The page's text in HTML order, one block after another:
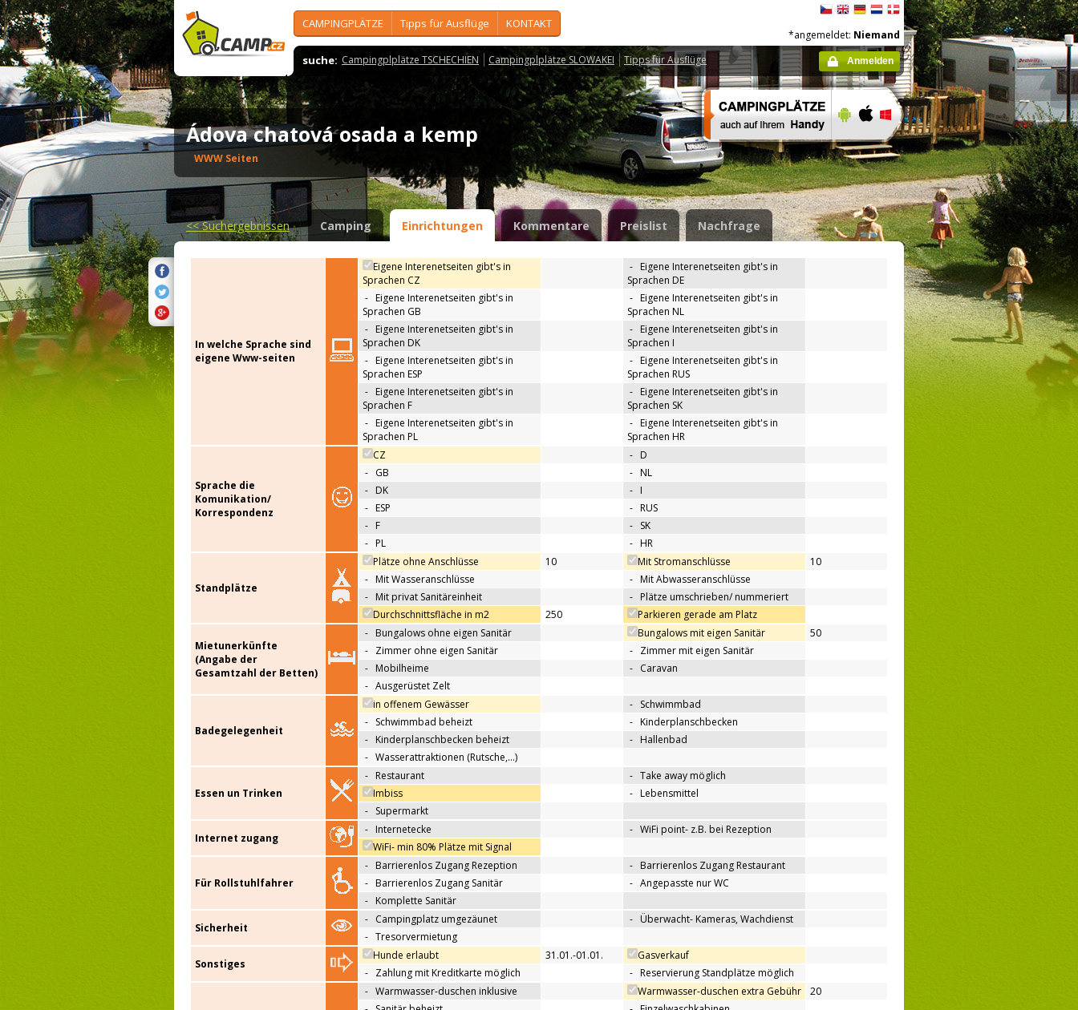
CAMPINGPLÄTZE Tipps für Ausflüge KONTAKT
suche: Campingplplätze TSCHECHIEN Campingplplätze SLOWAKEI Tipps für Ausflüge
*angemeldet: Niemand
Anmelden
Ádova chatová osada a kemp
WWW Seiten
<<Suchergebnissen Camping Einrichtungen Kommentare Preislist Nachfrage
In welche Sprache sind
eigene Www-seiten
Eigene Interenetseiten gibt's in
Sprachen CZ
- Eigene Interenetseiten gibt's in
Sprachen DE
- Eigene Interenetseiten gibt's in
Sprachen GB
- Eigene Interenetseiten gibt's in
Sprachen NL
- Eigene Interenetseiten gibt's in
Sprachen DK
- Eigene Interenetseiten gibt's in
Sprachen I
- Eigene Interenetseiten gibt's in
Sprachen ESP
- Eigene Interenetseiten gibt's in
Sprachen RUS
- Eigene Interenetseiten gibt's in
Sprachen F
- Eigene Interenetseiten gibt's in
Sprachen SK
- Eigene Interenetseiten gibt's in
Sprachen PL
- Eigene Interenetseiten gibt's in
Sprachen HR
Sprache die
Komunikation/
Korrespondenz
CZ - D
- GB - NL
- DK - I
- ESP - RUS
- F - SK
- PL - HR
Standplätze
Plätze ohne Anschlüsse 10 Mit Stromanschlüsse
10
- Mit Wasseranschlüsse - Mit Abwasseranschlüsse
- Mit privat Sanitäreinheit - Plätze umschrieben/ nummeriert
Durchschnittsfläche in m2
250 Parkieren gerade am Platz
Mietunerkünfte
(Angabe der
Gesamtzahl der Betten)
- Bungalows ohne eigen Sanitär Bungalows mit eigen Sanitär
50
- Zimmer ohne eigen Sanitär - Zimmer mit eigen Sanitär
- Mobilheime - Caravan
- Ausgerüstet Zelt
Badegelegenheit
in offenem Gewässer - Schwimmbad
- Schwimmbad beheizt - Kinderplanschbecken
- Kinderplanschbecken beheizt - Hallenbad
- Wasserattraktionen (Rutsche,…)
Essen un Trinken
- Restaurant - Take away möglich
Imbiss
- Lebensmittel
- Supermarkt
Internet zugang
- Internetecke - WiFi point- z.B. bei Rezeption
WiFi- min 80% Plätze mit Signal
Für Rollstuhlfahrer
- Barrierenlos Zugang Rezeption - Barrierenlos Zugang Restaurant
- Barrierenlos Zugang Sanitär - Angepasste nur WC
- Komplette Sanitär
Sicherheit
- Campingplatz umgezäunet - Überwacht- Kameras, Wachdienst
- Tresorvermietung
Sonstiges
Hunde erlaubt 31.01.-01.01.
Gasverkauf
- Zahlung mit Kreditkarte möglich - Reservierung Standplätze möglich
- Warmwasser-duschen inklusive Warmwasser-duschen extra Gebühr
20